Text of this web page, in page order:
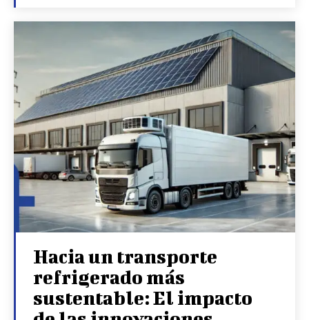
Hacia un transporte
refrigerado más
sustentable: El impacto